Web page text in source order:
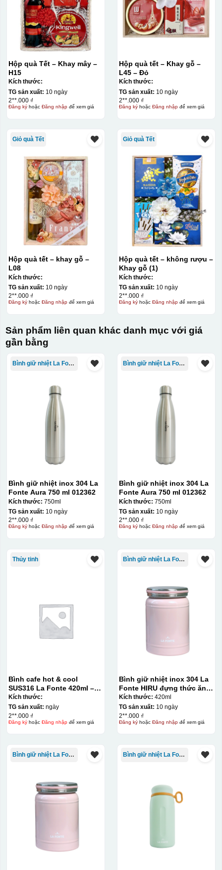
Hộp quà Tết – Khay mây –
H15
Kích thước:
TG sản xuất: 10 ngày
2**.000 ₫
Đăng kýhoặc Đăng nhậpđể xem giá
Hộp quà tết – Khay gỗ –
L45 – Đỏ
Kích thước:
TG sản xuất: 10 ngày
2**.000 ₫
Đăng kýhoặc Đăng nhậpđể xem giá
Giỏ quà Tết
Hộp quà tết – khay gỗ –
L08
Kích thước:
TG sản xuất: 10 ngày
2**.000 ₫
Đăng kýhoặc Đăng nhậpđể xem giá
Giỏ quà Tết
Hộp quà tết – không rượu –
Khay gỗ (1)
Kích thước:
TG sản xuất: 10 ngày
2**.000 ₫
Đăng kýhoặc Đăng nhậpđể xem giá
Sản phẩm liên quan khác danh mục với giá
gần bằng
Bình giữ nhiệt La Fonte
Bình giữ nhiệt inox 304 La
Fonte Aura 750 ml 012362
Kích thước: 750ml
TG sản xuất: 10 ngày
2**.000 ₫
Đăng kýhoặc Đăng nhậpđể xem giá
Bình giữ nhiệt La Fonte
Bình giữ nhiệt inox 304 La
Fonte Aura 750 ml 012362
Kích thước: 750ml
TG sản xuất: 10 ngày
2**.000 ₫
Đăng kýhoặc Đăng nhậpđể xem giá
Thủy tinh
Bình cafe hot & cool
SUS316 La Fonte 420ml –
012775
Kích thước:
TG sản xuất: ngày
2**.000 ₫
Đăng kýhoặc Đăng nhậpđể xem giá
Bình giữ nhiệt La Fonte
Bình giữ nhiệt inox 304 La
Fonte HIRU đựng thức ăn
420 ml – 012348
Kích thước: 420ml
TG sản xuất: 10 ngày
2**.000 ₫
Đăng kýhoặc Đăng nhậpđể xem giá
Bình giữ nhiệt La Fonte Bình giữ nhiệt La Fonte